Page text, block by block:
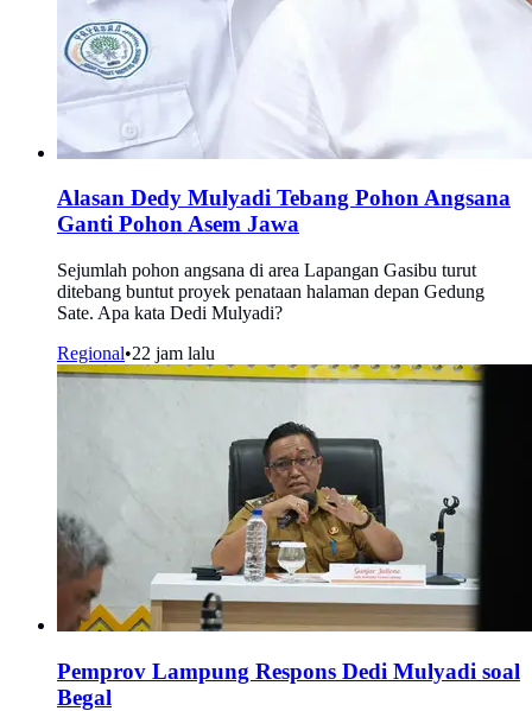
Alasan Dedy Mulyadi Tebang Pohon Angsana
Ganti Pohon Asem Jawa
Sejumlah pohon angsana di area Lapangan Gasibu turut
ditebang buntut proyek penataan halaman depan Gedung
Sate. Apa kata Dedi Mulyadi?
Regional•22 jam lalu
Pemprov Lampung Respons Dedi Mulyadi soal
Begal